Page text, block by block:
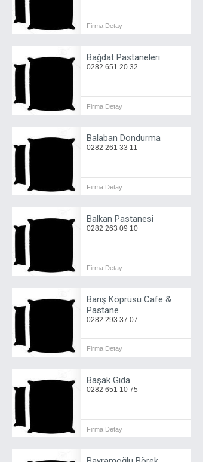
Firma Detay
Bağdat Pastaneleri
0282 651 20 32
Firma Detay
Balaban Dondurma
0282 261 33 11
Firma Detay
Balkan Pastanesi
0282 263 09 10
Firma Detay
Barış Köprüsü Cafe &
Pastane
0282 293 37 07
Firma Detay
Başak Gıda
0282 651 10 75
Firma Detay